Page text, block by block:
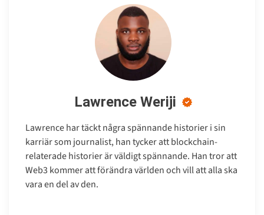
Lawrence Weriji
Lawrence har täckt några spännande historier i sin
karriär som journalist, han tycker att blockchain-
relaterade historier är väldigt spännande. Han tror att
Web3 kommer att förändra världen och vill att alla ska
vara en del av den.